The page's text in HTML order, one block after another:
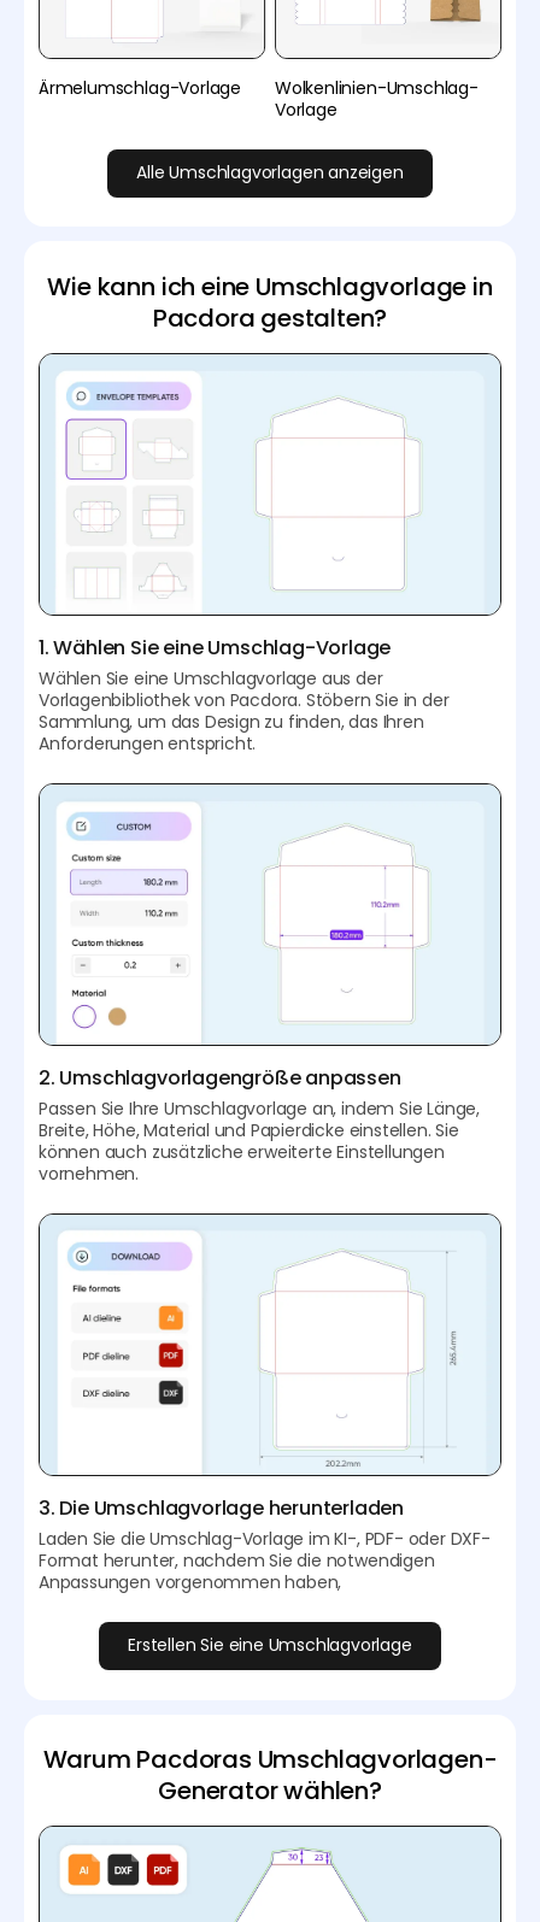
Ärmelumschlag-Vorlage
Wolkenlinien-Umschlag-
Vorlage
Alle Umschlagvorlagen anzeigen
Wie kann ich eine Umschlagvorlage in
Pacdora gestalten?
1. Wählen Sie eine Umschlag-Vorlage
Wählen Sie eine Umschlagvorlage aus der
Vorlagenbibliothek von Pacdora. Stöbern Sie in der
Sammlung, um das Design zu finden, das Ihren
Anforderungen entspricht.
2. Umschlagvorlagengröße anpassen
Passen Sie Ihre Umschlagvorlage an, indem Sie Länge,
Breite, Höhe, Material und Papierdicke einstellen. Sie
können auch zusätzliche erweiterte Einstellungen
vornehmen.
3. Die Umschlagvorlage herunterladen
Laden Sie die Umschlag-Vorlage im KI-, PDF- oder DXF-
Format herunter, nachdem Sie die notwendigen
Anpassungen vorgenommen haben,
Erstellen Sie eine Umschlagvorlage
Warum Pacdoras Umschlagvorlagen-
Generator wählen?